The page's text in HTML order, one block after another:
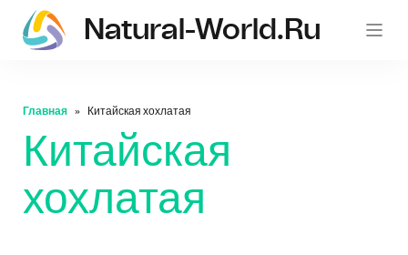
Natural-World.ru
Главная Китайская хохлатая
Китайская
хохлатая